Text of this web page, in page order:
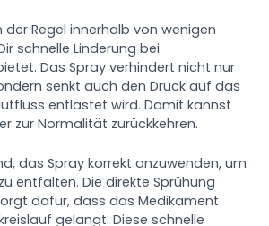
der Regel innerhalb von wenigen
schnelle Linderung bei
Das Spray verhindert nicht nur
senkt auch den Druck auf das
entlastet wird. Damit kannst
zur Normalität zurückkehren.
das Spray korrekt anzuwenden, um
entfalten. Die direkte Sprühung
dafür, dass das Medikament
gelangt. Diese schnelle